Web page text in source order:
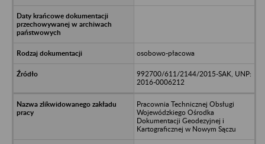
osobowo-płacowa
992700/611/2144/2015-SAK, UNP:
2016-0006212
Pracownia Technicznej Obsługi
Wojewódzkiego Ośrodka
Dokumentacji Geodezyjnej i
Kartograficznej w Nowym Sączu